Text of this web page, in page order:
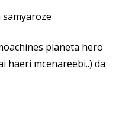
planeta hero
haeri mcenareebi..) da